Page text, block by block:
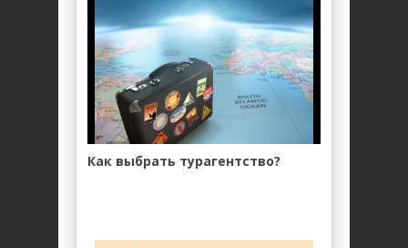
Как выбрать турагентство?